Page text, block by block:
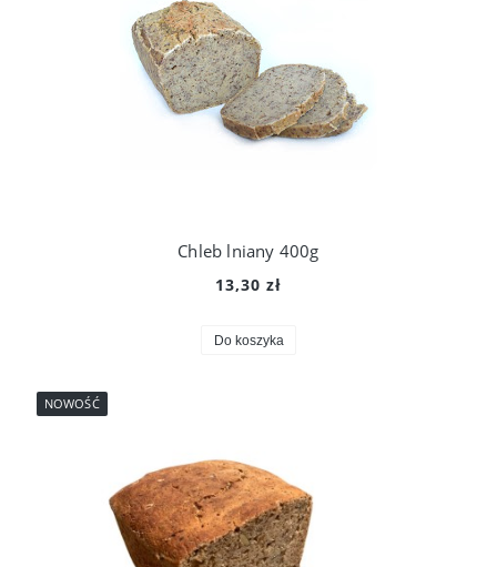
Chleb lniany 400g
13,30 zł
Do koszyka
NOWOŚĆ